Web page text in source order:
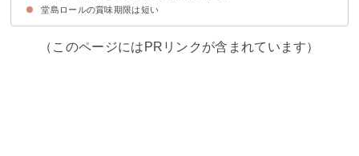
堂島ロールが手に入る場所
通販での購入もおすすめ！
堂島ロールの賞味期限は短い
（このページにはPRリンクが含まれています）